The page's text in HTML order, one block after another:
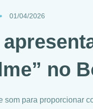
01/04/2026
no
som para proporcionar